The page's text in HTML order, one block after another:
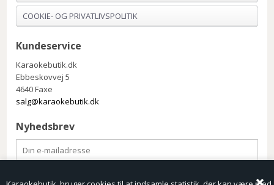
COOKIE- OG PRIVATLIVSPOLITIK
Kundeservice
Karaokebutik.dk
Ebbeskovvej 5
4640 Faxe
salg@karaokebutik.dk
Nyhedsbrev